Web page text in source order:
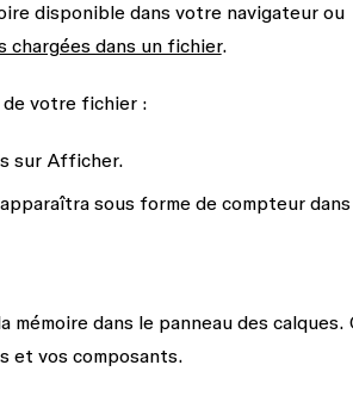
disponible dans votre navigateur ou
chargées dans un fichier.
votre fichier :
sur Afficher.
sous forme de compteur dans
mémoire dans le panneau des calques.
et vos composants.